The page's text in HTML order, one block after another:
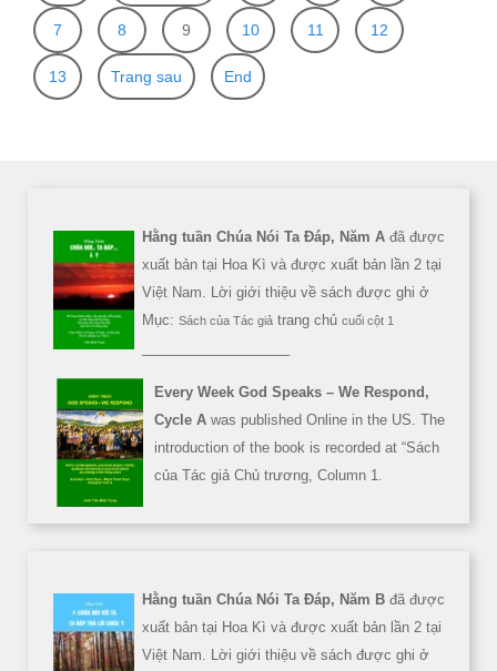
7 8 9 10 11 12
13 Trang sau End
Hằng tuần Chúa Nói Ta Đáp, Năm A đã được
xuất bản tại Hoa Kì và được xuất bản lần 2 tại
Việt Nam. Lời giới thiệu về sách được ghi ở
Mục: Sách của Tác giả trang chủ cuối cột 1
Every Week God Speaks – We Respond,
Cycle A was published Online in the US. The
introduction of the book is recorded at “Sách
của Tác giả Chủ trương, Column 1.
Hằng tuần Chúa Nói Ta Đáp, Năm B đã được
xuất bản tại Hoa Kì và được xuất bản lần 2 tại
Việt Nam. Lời giới thiệu về sách được ghi ở